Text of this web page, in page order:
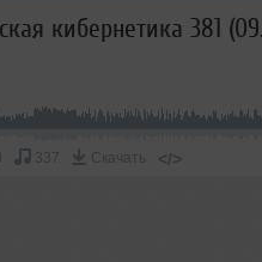
337 Скачать </>